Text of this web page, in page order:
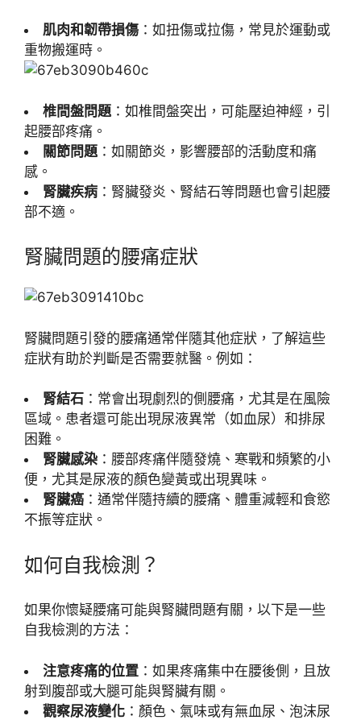
肌肉和韌帶損傷 ：如扭傷或拉傷，常見於運動或
重物搬運時。
椎間盤問題 ：如椎間盤突出，可能壓迫神經，引
起腰部疼痛。
關節問題 ：如關節炎，影響腰部的活動度和痛
感。
腎臟疾病 ：腎臟發炎、腎結石等問題也會引起腰
部不適。
腎臟問題的腰痛症狀
腎臟問題引發的腰痛通常伴隨其他症狀，了解這些
症狀有助於判斷是否需要就醫。例如：
腎結石 ：常會出現劇烈的側腰痛，尤其是在風險
區域。患者還可能出現尿液異常（如血尿）和排尿
困難。
腎臟感染 ：腰部疼痛伴隨發燒、寒戰和頻繁的小
便，尤其是尿液的顏色變黃或出現異味。
腎臟癌 ：通常伴隨持續的腰痛、體重減輕和食慾
不振等症狀。
如何自我檢測？
如果你懷疑腰痛可能與腎臟問題有關，以下是一些
自我檢測的方法：
注意疼痛的位置 ：如果疼痛集中在腰後側，且放
射到腹部或大腿可能與腎臟有關。
觀察尿液變化 ：顏色、氣味或有無血尿、泡沫尿